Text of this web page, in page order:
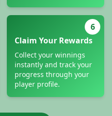
6
Claim Your Rewards
Collect your winnings
instantly and track your
progress through your
player profile.